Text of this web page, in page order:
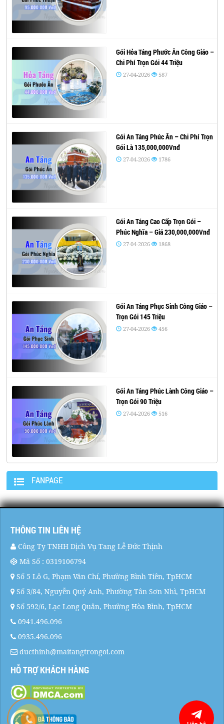
Gói Hỏa Táng Phước Ân Công Giáo –
Chi Phí Trọn Gói 44 Triệu
27-04-2026 587
Gói An Táng Phúc Ân – Chi Phí Trọn
Gói Là 135,000,000Vnđ
27-04-2026 1786
Gói An Táng Cao Cấp Trọn Gói –
Phúc Nghĩa – Giá 230,000,000Vnđ
27-04-2026 1868
Gói An Táng Phục Sinh Công Giáo –
Trọn Gói 145 Triệu
27-04-2026 456
Gói An Táng Phúc Lành Công Giáo –
Trọn Gói 90 Triệu
27-04-2026 516
FANPAGE
THÔNG TIN LIÊN HỆ
Công Ty TNHH Dịch Vụ Tang Lễ Đức Thịnh
Mã Số : 0319106794
Số 5 Lô G, Phạm Văn Chí, Phường Bình Tiên, TpHCM
Số 3/84, Nguyễn Quý Anh, Phường Tân Sơn Nhì, TpHCM
Số 592/6, Lạc Long Quân, Phường Hòa Bình, TpHCM
0941.496.096
0935.496.096
ducthinh@maitangtrongoi.com
HỖ TRỢ KHÁCH HÀNG